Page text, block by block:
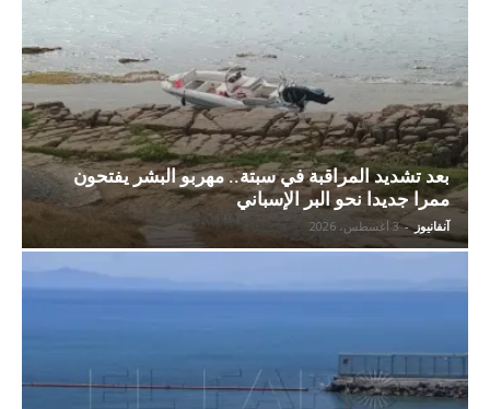
بعد تشديد المراقبة في سبتة.. مهربو البشر يفتحون
ممرا جديدا نحو البر الإسباني
آنفانيوز - 3 أغسطس، 2026